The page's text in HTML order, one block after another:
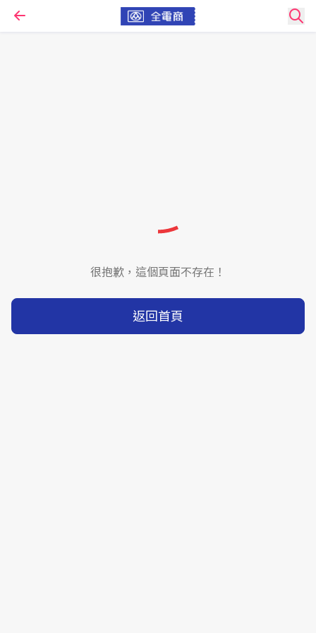
很抱歉，這個頁面不存在！
返回首頁